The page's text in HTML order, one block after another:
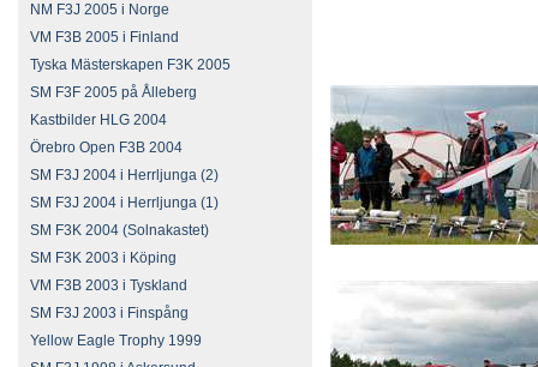
NM F3J 2005 i Norge
VM F3B 2005 i Finland
Tyska Mästerskapen F3K 2005
SM F3F 2005 på Ålleberg
Kastbilder HLG 2004
Örebro Open F3B 2004
SM F3J 2004 i Herrljunga (2)
SM F3J 2004 i Herrljunga (1)
SM F3K 2004 (Solnakastet)
SM F3K 2003 i Köping
VM F3B 2003 i Tyskland
SM F3J 2003 i Finspång
Yellow Eagle Trophy 1999